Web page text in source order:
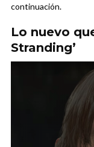
continuación.
Lo nuevo
Stranding’